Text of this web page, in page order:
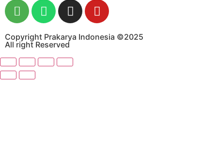
Copyright Prakarya Indonesia ©2025
All right Reserved